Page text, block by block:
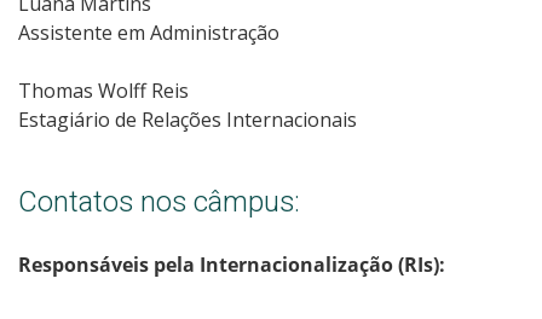
Assistente em Administração
Thomas Wolff Reis
Estagiário de Relações Internacionais
Contatos nos câmpus:
Responsáveis pela Internacionalização (RIs):